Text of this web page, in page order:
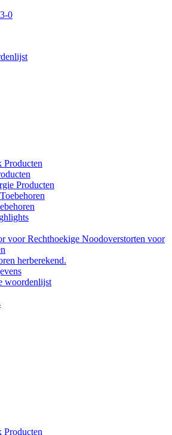
0
Producten
Producten
voor Rechthoekige Noodoverstorten voor
herberekend.
woordenlijst
Producten